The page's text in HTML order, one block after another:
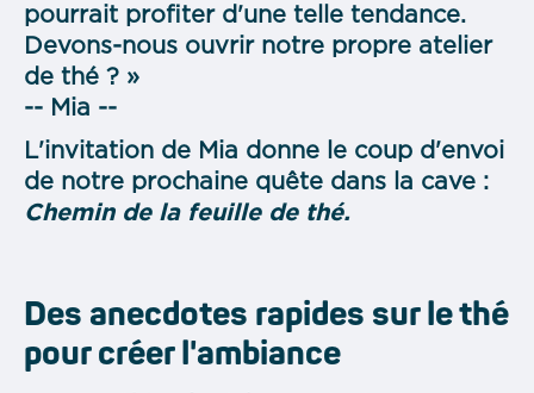
pourrait profiter d'une telle tendance.
Devons-nous ouvrir notre propre atelier
de thé ? »
-- Mia --
L'invitation de Mia donne le coup d'envoi
de notre prochaine quête dans la cave :
Chemin de la feuille de thé.
Des anecdotes rapides sur le thé
pour créer l'ambiance